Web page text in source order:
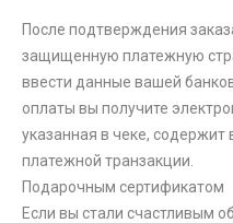
После подтверждения
защищенную платежную
ввести данные вашей
оплаты вы получите
указанная в чеке,
платежной транзакции.
Подарочным сертификатом
Если вы стали счастливым